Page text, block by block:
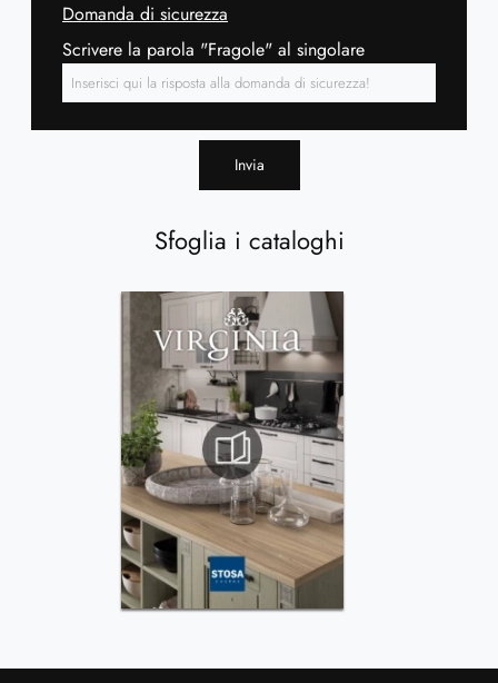
Sfoglia i cataloghi
Domanda di sicurezza
Scrivere la parola "Fragole" al singolare
Invia